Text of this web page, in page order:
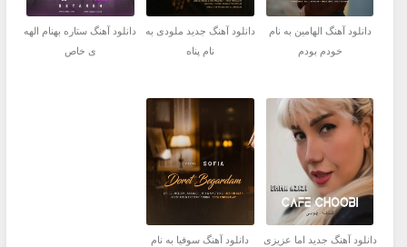
دانلود آهنگ الهامین به نام
خودم بودم
دانلود آهنگ جديد ملودی به
نام پناه
دانلود آهنگ ستاره بهنام الهه
ی خاص
دانلود آهنگ جديد اما عزیزی
دانلود آهنگ سوفیا به نام